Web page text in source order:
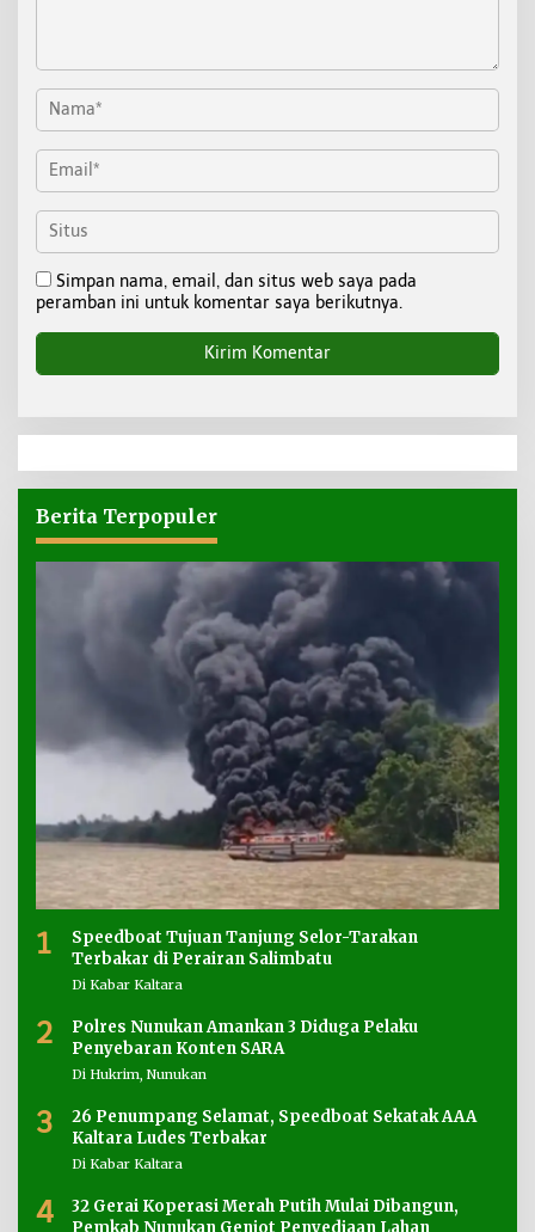
Simpan nama, email, dan situs web saya pada
peramban ini untuk komentar saya berikutnya.
Berita Terpopuler
1
Speedboat Tujuan Tanjung Selor-Tarakan
Terbakar di Perairan Salimbatu
Di Kabar Kaltara
2
Polres Nunukan Amankan 3 Diduga Pelaku
Penyebaran Konten SARA
Di Hukrim, Nunukan
3
26 Penumpang Selamat, Speedboat Sekatak AAA
Kaltara Ludes Terbakar
Di Kabar Kaltara
4
32 Gerai Koperasi Merah Putih Mulai Dibangun,
Pemkab Nunukan Genjot Penyediaan Lahan